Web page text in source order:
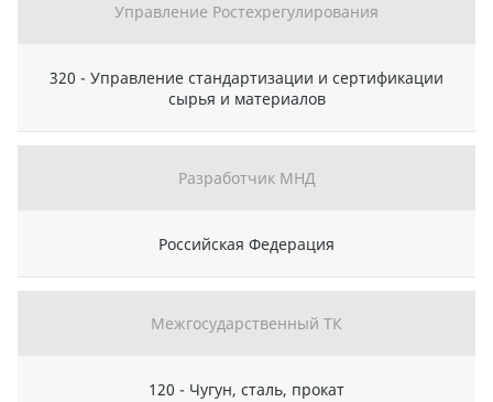
Управление Ростехрегулирования
320 - Управление стандартизации и сертификации
сырья и материалов
Разработчик МНД
Российская Федерация
Межгосударственный ТК
120 - Чугун, сталь, прокат